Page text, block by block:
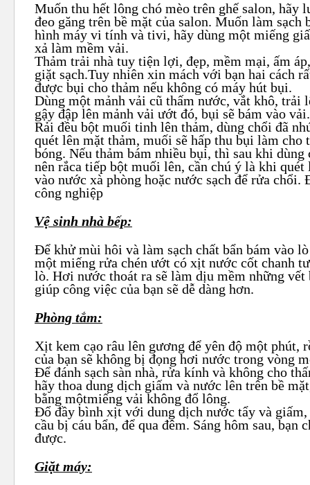
Muốn thu hết lông chó mèo trên ghế salon, hãy
đeo găng trên bề mặt của salon. Muốn làm sạch
hình máy vi tính và tivi, hãy dùng một miếng
xả làm mềm vải.
Thảm trải nhà tuy tiện lợi, đẹp, mềm mại, ấm
giặt sạch.Tuy nhiên xin mách với bạn hai cách
được bụi cho thảm nếu không có máy hút bụi.
Dùng một mảnh vải cũ thấm nước, vắt khô, trải
gậy đập lên mảnh vải ướt đó, bụi sẽ bám vào vải.
Rải đều bột muối tinh lên thảm, dùng chổi đã
quét lên mặt thảm, muối sẽ hấp thu bụi làm cho
bóng. Nếu thảm bám nhiều bụi, thì sau khi dùng
nên rắca tiếp bột muối lên, cần chú ý là khi
vào nước xà phòng hoặc nước sạch để rửa chổi.
công nghiệp
Vệ sinh nhà bếp:
Để khử mùi hôi và làm sạch chất bẩn bám vào
một miếng rửa chén ướt có xịt nước cốt chanh
lò. Hơi nước thoát ra sẽ làm dịu mềm những vết
giúp công việc của bạn sẽ dễ dàng hơn.
Phòng tắm:
Xịt kem cạo râu lên gương để yên độ một phút,
của bạn sẽ không bị đọng hơi nước trong vòng
Để đánh sạch sàn nhà, rửa kính và không cho
hãy thoa dung dịch giấm và nước lên trên bề
bằng mộtmiếng vải không đổ lông.
Đổ đầy bình xịt với dung dịch nước tẩy và
cầu bị cáu bẩn, để qua đêm. Sáng hôm sau, bạn
được.
Giặt máy: